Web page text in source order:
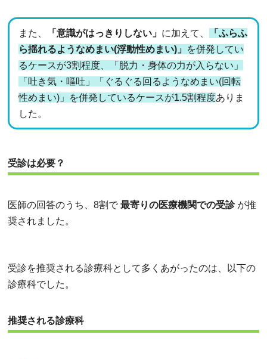
また、 「意識がはっきりしない」 に加えて、
「ふらふ
ら揺れるようなめまい(浮動性めまい)」 を併発してい
るケースが3割程度、「脱力・身体の力が入らない」
「吐き気・嘔吐」「ぐるぐる回るようなめまい(回転
性めまい)」を併発しているケースが1.5割程度ありま
した。
受診は必要？
医師の回答のうち、8割で 最寄りの医療機関での受診 が推
奨されました。
受診を推奨される診療科として多くあがったのは、以下の
診療科でした。
推奨される診療科